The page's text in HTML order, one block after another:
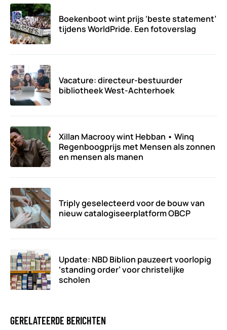
Boekenboot wint prijs ‘beste statement’
tijdens WorldPride. Een fotoverslag
Vacature: directeur-bestuurder
bibliotheek West-Achterhoek
Xillan Macrooy wint Hebban • Winq
Regenboogprijs met Mensen als zonnen
en mensen als manen
Triply geselecteerd voor de bouw van
nieuw catalogiseerplatform OBCP
Update: NBD Biblion pauzeert voorlopig
‘standing order’ voor christelijke
scholen
GERELATEERDE BERICHTEN